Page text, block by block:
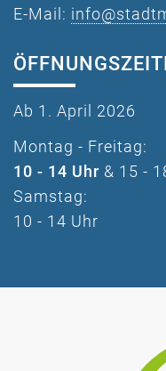
E-Mail:
Ab 1. April 2026
Montag - Freitag:
10 - 14 Uhr & 15 -
Samstag:
10 - 14 Uhr